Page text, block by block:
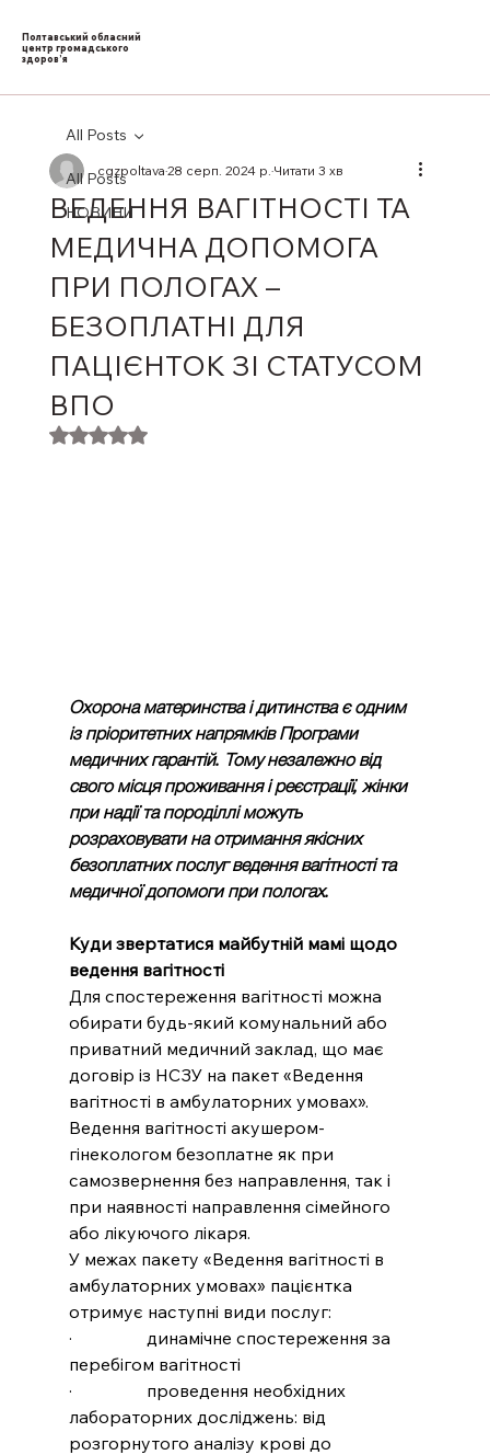
Полтавський обласний
центр громадського
здоров’я
All Posts
НОВИНИ
All Posts
ВЕДЕННЯ ВАГІТНОСТІ ТА
МЕДИЧНА ДОПОМОГА
ПРИ ПОЛОГАХ –
БЕЗОПЛАТНІ ДЛЯ
ПАЦІЄНТОК ЗІ СТАТУСОМ
ВПО
cgzpoltava28 серп. 2024 р.Читати 3 хв
Оцінка: NaN з 5 зірок.
Охорона материнства і дитинства є одним
із пріоритетних напрямків Програми
медичних гарантій. Тому незалежно від
свого місця проживання і реєстрації, жінки
при надії та породіллі можуть
розраховувати на отримання якісних
безоплатних послуг ведення вагітності та
медичної допомоги при пологах.
Куди звертатися майбутній мамі щодо
ведення вагітності
Для спостереження вагітності можна
обирати будь-який комунальний або
приватний медичний заклад, що має
договір із НСЗУ на пакет «Ведення
вагітності в амбулаторних умовах».
Ведення вагітності акушером-
гінекологом безоплатне як при
самозвернення без направлення, так і
при наявності направлення сімейного
або лікуючого лікаря.
У межах пакету «Ведення вагітності в
амбулаторних умовах» пацієнтка
отримує наступні види послуг:
·                 динамічне спостереження за
перебігом вагітності
·                 проведення необхідних
лабораторних досліджень: від
розгорнутого аналізу крові до